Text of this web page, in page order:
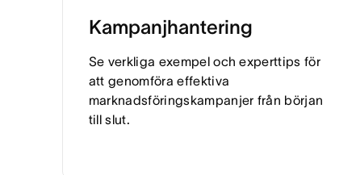
Kampanjhantering
Se verkliga exempel och experttips för
att genomföra effektiva
marknadsföringskampanjer från början
till slut.